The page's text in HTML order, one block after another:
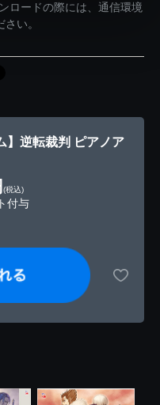
ロードの際には、通信環境
い。
】逆転裁判 ピアノア
(税込)
付与